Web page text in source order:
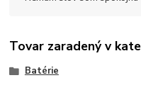
Tovar zaradený v
Batérie